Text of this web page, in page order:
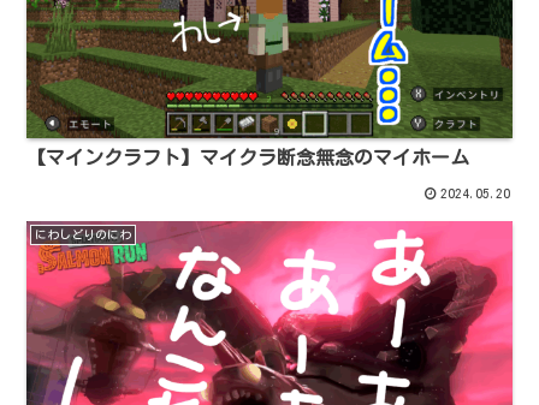
【マインクラフト】マイクラ断念無念のマイホーム
2024.05.20
にわしどりのにわ